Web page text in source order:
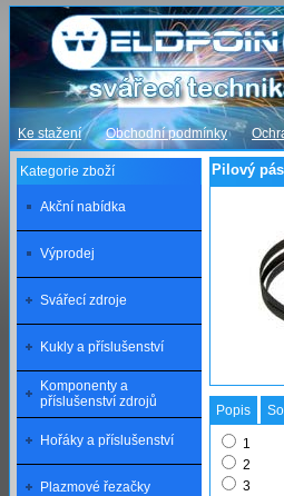
Pilový
Ke stažení Obchodní podmínky
Popis
1
2
3
Kategorie zboží
Akční nabídka
Výprodej
Svářecí zdroje
Kukly a příslušenství
Komponenty a
příslušenství zdrojů
Hořáky a příslušenství
Plazmové řezačky